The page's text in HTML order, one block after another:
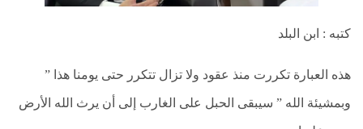
الاكسجين
خلع
كتبه : ابن البلد
هذه العبارة تكررت منذ عقود ولا تزال تتكرر حتى يومنا هذا ”
وبمشيئة الله ” سيبقى الحبل على الغارب إلى أن يرث الله الأرض